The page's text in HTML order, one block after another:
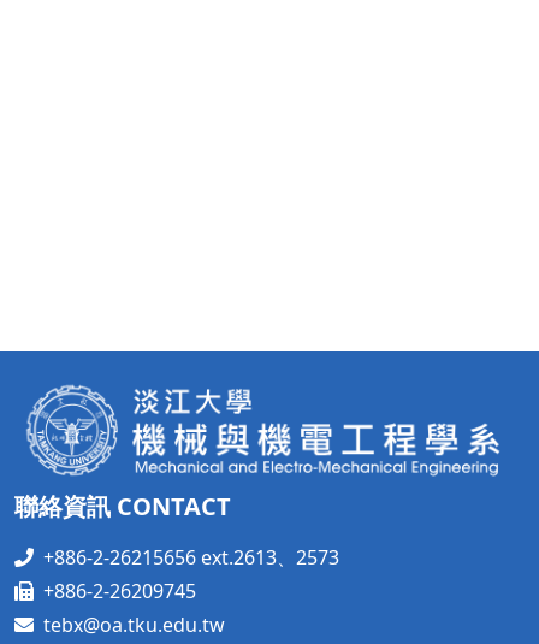
聯絡資訊 CONTACT
+886-2-26215656 ext.2613、2573
+886-2-26209745
tebx@oa.tku.edu.tw